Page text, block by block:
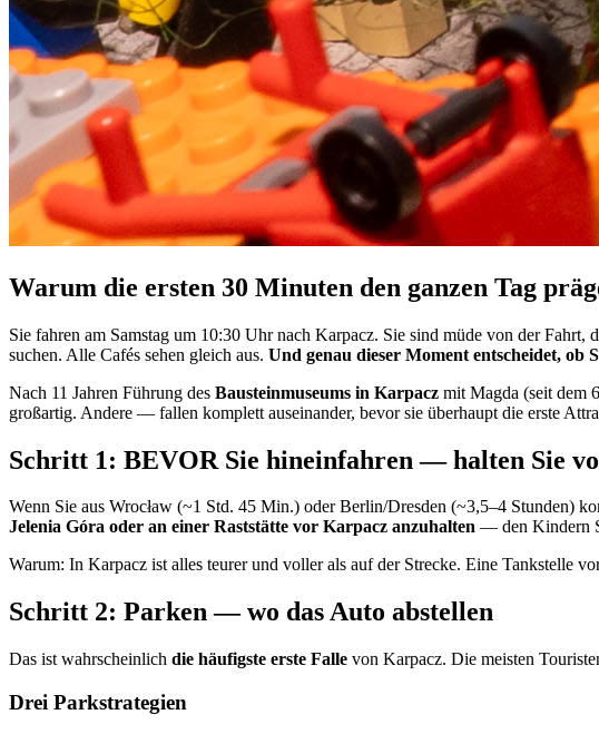
Warum die ersten 30 Minuten den ganzen Tag
Sie fahren am Samstag um 10:30 Uhr nach Karpacz. Sie sind müde von der
suchen. Alle Cafés sehen gleich aus. Und genau dieser Moment entscheidet, ob
Nach 11 Jahren Führung des Bausteinmuseums in Karpacz mit Magda (seit dem
großartig. Andere — fallen komplett auseinander, bevor sie überhaupt die erste
Schritt 1: BEVOR Sie hineinfahren — halten Sie
Wenn Sie aus Wrocław (~1 Std. 45 Min.) oder Berlin/Dresden (~3,5–4 Stunden)
Jelenia Góra oder an einer Raststätte vor Karpacz anzuhalten — den Kindern
Warum: In Karpacz ist alles teurer und voller als auf der Strecke. Eine Tankstelle
Schritt 2: Parken — wo das Auto abstellen
Das ist wahrscheinlich die häufigste erste Falle von Karpacz. Die meisten
Drei Parkstrategien